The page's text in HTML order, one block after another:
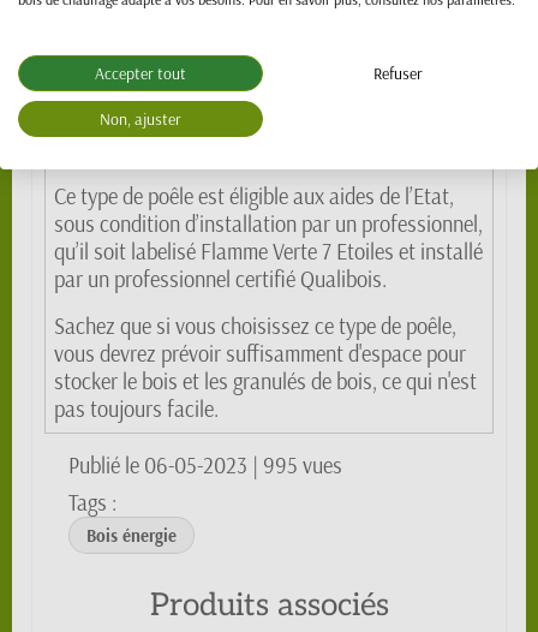
Quel est le prix des poêles
hybrides bois/granulés ?
Un poêle hybride coûte beaucoup plus cher qu'un
poêle à bois : environ 3 500 à 7 500 €, car ces
Ce type de poêle est éligible aux aides de l’Etat,
sous condition d’installation par un professionnel,
qu’il soit labelisé Flamme Verte 7 Etoiles et installé
par un professionnel certifié Qualibois.
Sachez que si vous choisissez ce type de poêle,
vous devrez prévoir suffisamment d'espace pour
stocker le bois et les granulés de bois, ce qui n'est
pas toujours facile.
Publié le 06-05-2023 | 995 vues
Tags :
Bois énergie
Produits associés
Accepter tout Refuser
Non, ajuster